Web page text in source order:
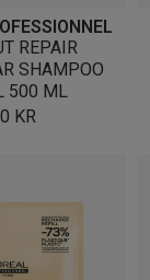
REPAIR
SHAMPOO
500 ML
KR